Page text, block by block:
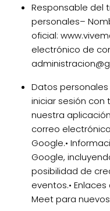
Responsable del
personales–
oficial:
electrónico de
Datos
iniciar sesión
nuestra
correo
Google.•
Google,
posibilidad de
eventos.•
Meet para